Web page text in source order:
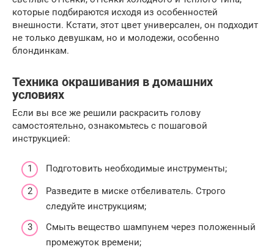
которые подбираются исходя из особенностей
внешности. Кстати, этот цвет универсален, он подходит
не только девушкам, но и молодежи, особенно
блондинкам.
Техника окрашивания в домашних
условиях
Если вы все же решили раскрасить голову
самостоятельно, ознакомьтесь с пошаговой
инструкцией:
Подготовить необходимые инструменты;
Разведите в миске отбеливатель. Строго
следуйте инструкциям;
Смыть вещество шампунем через положенный
промежуток времени;